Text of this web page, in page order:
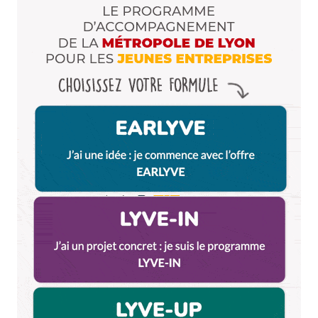
sécurité. Et je suis contre si c’est n’importe quoi
commences dernières semaines lorsque je vois
des trotinettes datées a l’entrée d’un hôpital et
âgées par exemple. Je suis contre la trotinette
abandonnée vers le chemin de halage…bref il fait
un minimum de cadrage a ces nouveaux modes
de circulation
Je marche avec une canne. Malgré les
transports en commun exceptionnels à Lyon, je
devrai marcher de mon hôtel à l’Opéra et à
l’Auditorium pour les événements. Les
RiCHARD
4 août 2025 à 19 h 17 min